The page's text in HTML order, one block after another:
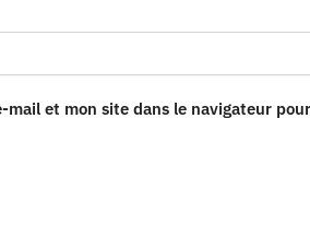
mail et mon site dans le navigateur